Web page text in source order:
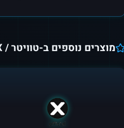
מוצרים נוספים ב-טוויטר / X